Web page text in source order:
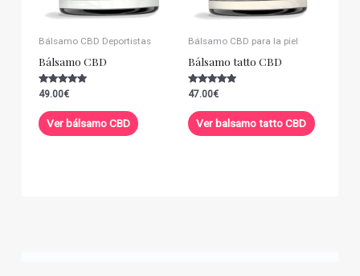
Bálsamo CBD Deportistas
Bálsamo CBD
Valorado con
de 5
49.00€
Ver bálsamo CBD
Bálsamo CBD para la piel
Bálsamo tatto CBD
Valorado con
de 5
47.00€
Ver balsamo tatto CBD